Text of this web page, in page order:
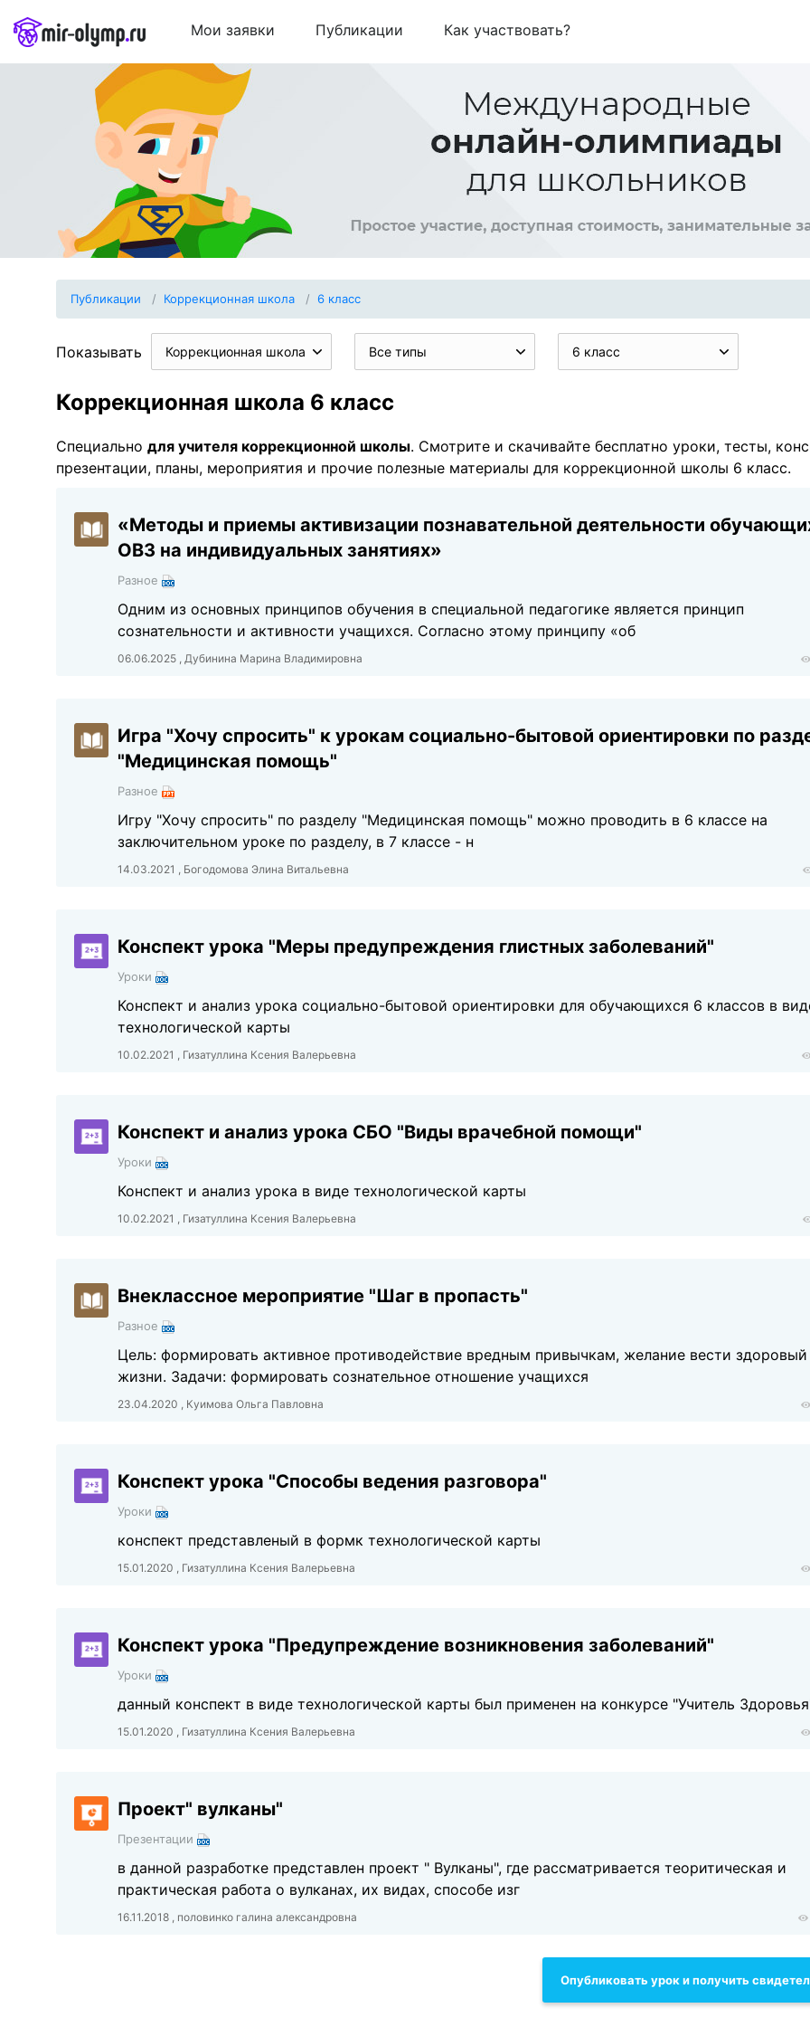
Мои заявки Публикации Как участвовать?
Публикации Коррекционная школа 6 класс
Показывать Коррекционная школа Все типы 6 класс
Коррекционная школа 6 класс
Специально для учителя коррекционной школы. Смотрите и скачивайте бесплатно уроки, тесты,
презентации, планы, мероприятия и прочие полезные материалы для коррекционной школы 6 класс.
«Методы и приемы активизации познавательной деятельности
ОВЗ на индивидуальных занятиях»
Разное
Одним из основных принципов обучения в специальной педагогике является принцип
сознательности и активности учащихся. Согласно этому принципу «об
06.06.2025 , Дубинина Марина Владимировна
Игра "Хочу спросить" к урокам социально-бытовой ориентировки по
"Медицинская помощь"
Разное
Игру "Хочу спросить" по разделу "Медицинская помощь" можно проводить в 6 классе на
заключительном уроке по разделу, в 7 классе - н
14.03.2021 , Богодомова Элина Витальевна
Конспект урока "Меры предупреждения глистных заболеваний"
Уроки
Конспект и анализ урока социально-бытовой ориентировки для обучающихся 6 классов в
технологической карты
10.02.2021 , Гизатуллина Ксения Валерьевна
Конспект и анализ урока СБО "Виды врачебной помощи"
Уроки
Конспект и анализ урока в виде технологической карты
10.02.2021 , Гизатуллина Ксения Валерьевна
Внеклассное мероприятие "Шаг в пропасть"
Разное
Цель: формировать активное противодействие вредным привычкам, желание вести здоровый
жизни. Задачи: формировать сознательное отношение учащихся
23.04.2020 , Куимова Ольга Павловна
Конспект урока "Способы ведения разговора"
Уроки
конспект представленый в формк технологической карты
15.01.2020 , Гизатуллина Ксения Валерьевна
Конспект урока "Предупреждение возникновения заболеваний"
Уроки
данный конспект в виде технологической карты был применен на конкурсе "Учитель
15.01.2020 , Гизатуллина Ксения Валерьевна
Проект" вулканы"
Презентации
в данной разработке представлен проект " Вулканы", где рассматривается теоритическая и
практическая работа о вулканах, их видах, способе изг
16.11.2018 , половинко галина александровна
Опубликовать урок и получить